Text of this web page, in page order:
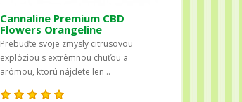
Cannaline Premium CBD
Flowers Orangeline
Prebuďte svoje zmysly citrusovou
explóziou s extrémnou chuťou a
arómou, ktorú nájdete len ..